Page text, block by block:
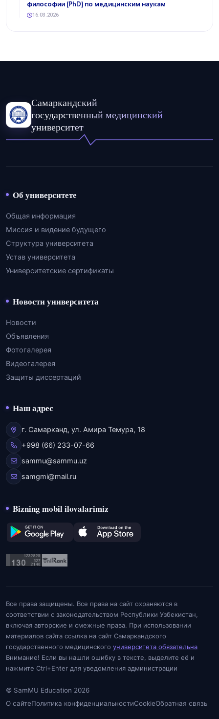
философии (PhD) по медицинским наукам
16.03.2026
Самаркандский
государственный медицинский
университет
Об университете
Общая информация
Миссия и видение будущего
Структура университета
Устав университета
Университетские сертификаты
Новости университета
Новости
Объявления
Фотогалерея
Видеогалерея
Защиты диссертаций
Наш адрес
г. Самарканд, ул. Амира Темура, 18
+998 (66) 233-07-66
sammu@sammu.uz
samgmi@mail.ru
Bizning mobil ilovalarimiz
Все права защищены. Все права на сайт охраняются в
соответствии с законодательством Республики Узбекистан,
включая авторские и смежные права. При использовании
материалов сайта ссылка на сайт Самаркандского
государственного медицинского университета обязательна
Внимание! Если вы нашли ошибку в тексте, выделите её и
нажмите Ctrl+Enter для уведомления администрации
© SamMU Education 2026
О сайтеПолитика конфиденциальностиCookieОбратная связь